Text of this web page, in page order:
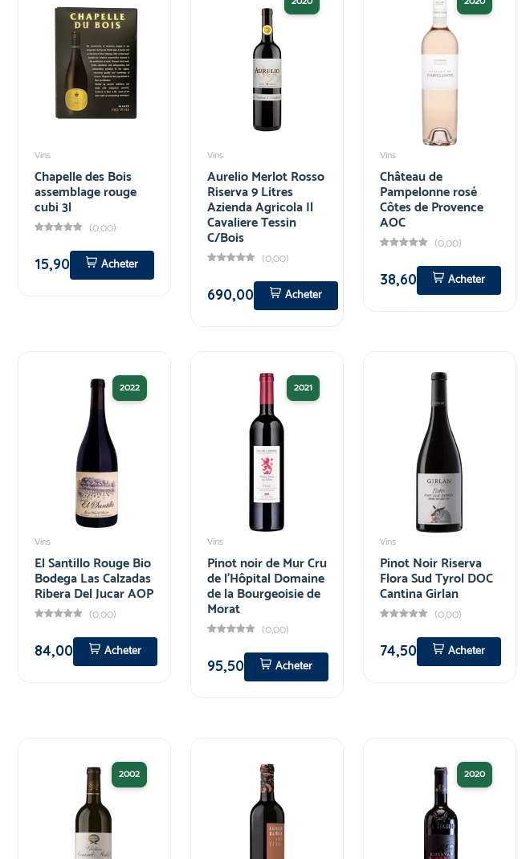
Vins
Chapelle des Bois
assemblage rouge
cubi 3l
(0,00)
15,90
Acheter
Vins
Aurelio Merlot Rosso
Riserva 9 Litres
Azienda Agricola Il
Cavaliere Tessin
C/Bois
(0,00)
690,00
Acheter
Vins
Château de
Pampelonne rosé
Côtes de Provence
AOC
(0,00)
38,60
Acheter
2022
Vins
El Santillo Rouge Bio
Bodega Las Calzadas
Ribera Del Jucar AOP
(0,00)
84,00
Acheter
2021
Vins
Pinot noir de Mur Cru
de l'Hôpital Domaine
de la Bourgeoisie de
Morat
(0,00)
95,50
Acheter
Vins
Pinot Noir Riserva
Flora Sud Tyrol DOC
Cantina Girlan
(0,00)
74,50
Acheter
2002 2020